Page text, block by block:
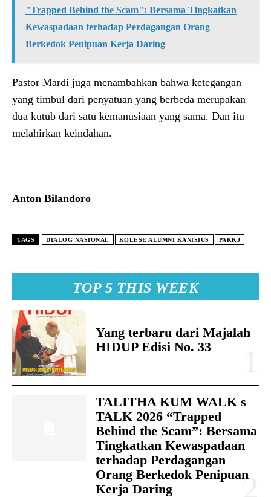
TOP 5 THIS WEEK
Yang terbaru dari Majalah
HIDUP Edisi No. 33
TALITHA KUM WALK s
TALK 2026 “Trapped
Behind the Scam”: Bersama
Tingkatkan Kewaspadaan
terhadap Perdagangan
Orang Berkedok Penipuan
Kerja Daring
"Trapped Behind the Scam": Bersama Tingkatkan
Kewaspadaan terhadap Perdagangan Orang
Berkedok Penipuan Kerja Daring
Pastor Mardi juga menambahkan bahwa ketegangan
yang timbul dari penyatuan yang berbeda merupakan
dua kutub dari satu kemanusiaan yang sama. Dan itu
melahirkan keindahan.
Anton Bilandoro
TAGS DIALOG NASIONAL KOLESE ALUMNI KANISIUS PAKKJ